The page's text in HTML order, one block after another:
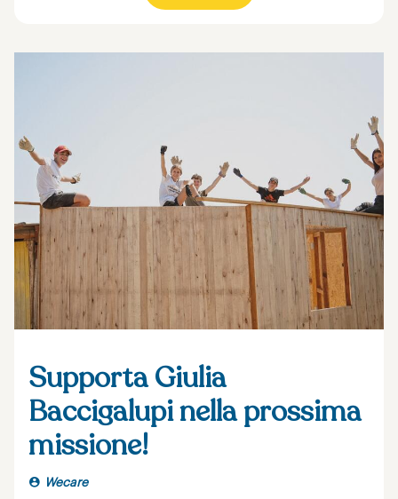
Supporta Giulia
Baccigalupi nella prossima
missione!
Wecare